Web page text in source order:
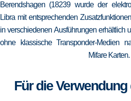
Berendshagen (18239 wurde der
Libra mit entsprechenden
in verschiedenen Ausführungen erhältlich
ohne klassische Transponder-Medien
Mifare Karten.
Für die